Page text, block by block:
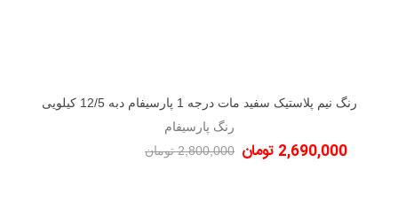
دوست داشتن
رنگ نیم پلاستیک سفید مات درجه 1 پارسیفام دبه 12/5 کیلویی
رنگ پارسیفام
2,690,000 تومان 2,800,000 تومان